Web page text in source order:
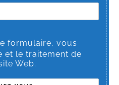
formulaire, vous
et le traitement de
Web.